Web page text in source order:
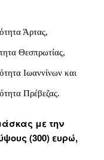
Άρτας,
Θεσπρωτίας,
Ιωαννίνων και
Πρέβεζας.
με την
(300) ευρώ,